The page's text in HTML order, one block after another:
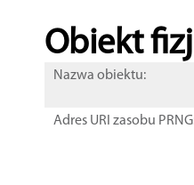
Obiekt
Nazwa obiektu:
Adres URI zasobu